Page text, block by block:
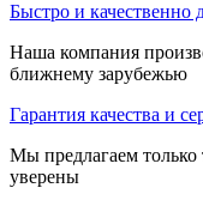
Быстро и качественно
Наша компания
ближнему зарубежью
Гарантия качества и
Мы предлагаем только
уверены